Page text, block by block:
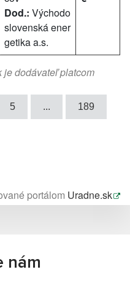
Dod.: Východo
slovenská ener
getika a.s.
je dodávateľ platcom
5 ... 189
portálom Uradne.sk
nám